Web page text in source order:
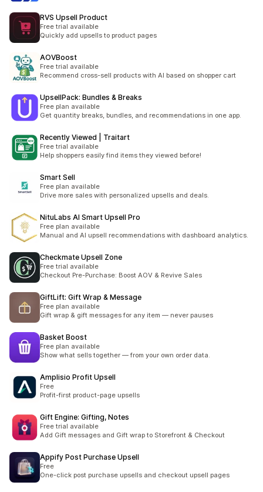
RVS Upsell Product
Free trial available
Quickly add upsells to product pages
AOVBoost
Free trial available
Recommend cross-sell products with AI based on shopper cart
UpsellPack: Bundles & Breaks
Free plan available
Get quantity breaks, bundles, and recommendations in one app.
Recently Viewed | Traitart
Free trial available
Help shoppers easily find items they viewed before!
Smart Sell
Free plan available
Drive more sales with personalized upsells and deals.
NituLabs AI Smart Upsell Pro
Free plan available
Manual and AI upsell recommendations with dashboard analytics.
Checkmate Upsell Zone
Free trial available
Checkout Pre-Purchase: Boost AOV & Revive Sales
GiftLift: Gift Wrap & Message
Free plan available
Gift wrap & gift messages for any item — never pauses
Basket Boost
Free plan available
Show what sells together — from your own order data.
Amplisio Profit Upsell
Free
Profit-first product-page upsells
Gift Engine: Gifting, Notes
Free trial available
Add Gift messages and Gift wrap to Storefront & Checkout
Appify Post Purchase Upsell
Free
One-click post purchase upsells and checkout upsell pages